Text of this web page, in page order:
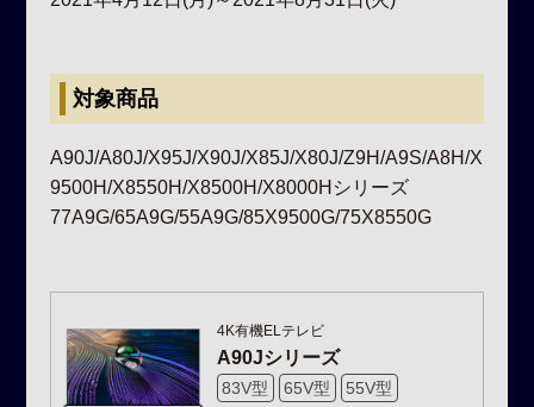
対象商品
A90J/A80J/X95J/X90J/X85J/X80J/Z9H/A9S/A8H/X
9500H/X8550H/X8500H/X8000Hシリーズ
77A9G/65A9G/55A9G/85X9500G/75X8550G
4K有機ELテレビ
A90Jシリーズ
83V型 65V型 55V型